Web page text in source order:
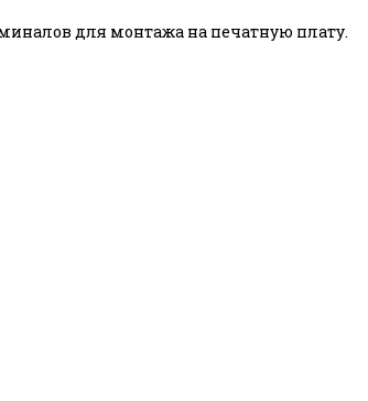
для монтажа на печатную плату.